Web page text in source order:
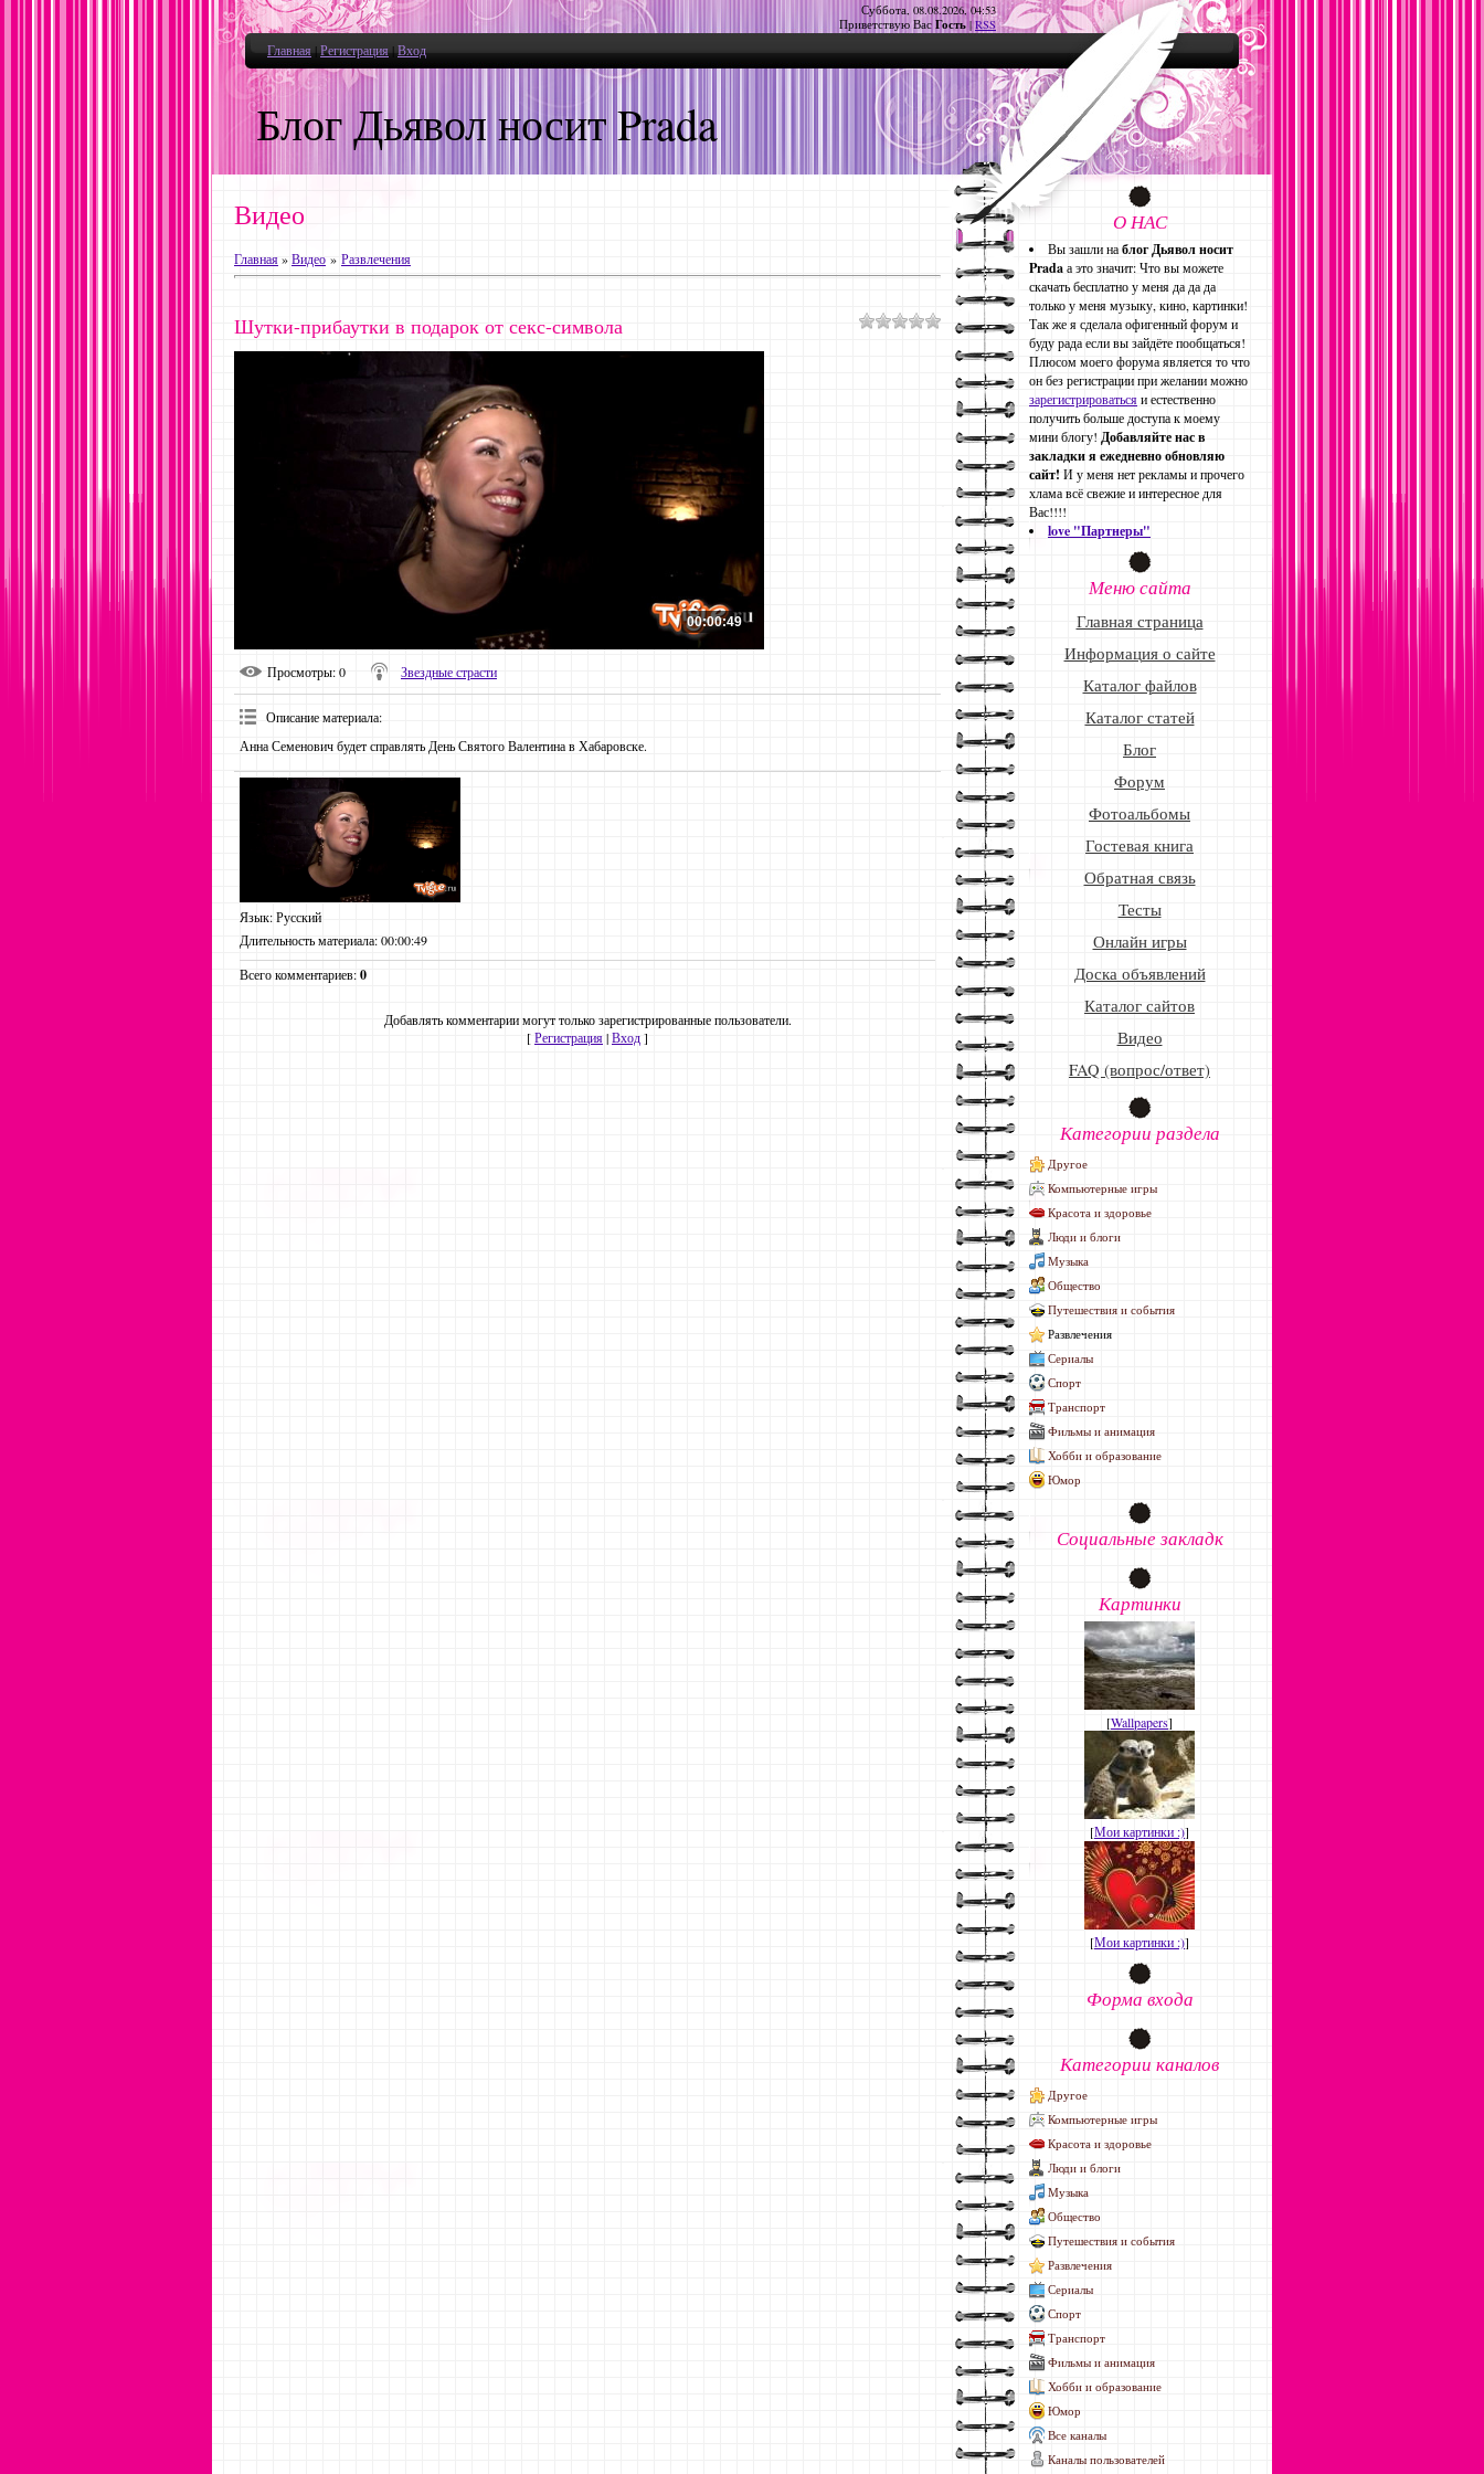
Суббота, 08.08.2026, 04:53
Приветствую Вас Гость | RSS
Блог Дьявол носит Prada
Главная|Регистрация|Вход
Видео
Главная»Видео » Развлечения
Шутки-прибаутки в подарок от секс-символа
00:00:49
Просмотры: 0 Звездные страсти
Описание материала:
Анна Семенович будет справлять День Святого Валентина в Хабаровске.
Язык: Русский
Длительность материала: 00:00:49
Всего комментариев:0
Добавлять комментарии могут только зарегистрированные пользователи.
[Регистрация|Вход]
О НАС
Вы зашли наблог Дьявол носит
Pradaа это значит: Что вы можете
скачать бесплатно у меня да да да
только у меня музыку, кино, картинки!
Так же я сделала офигенный форум и
буду рада если вы зайдёте пообщаться!
Плюсом моего форума является то что
он без регистрации при желании можно
зарегистрироватьсяи естественно
получить больше доступа к моему
мини блогу! Добавляйте нас в
закладки я ежедневно обновляю
сайт! И у меня нет рекламы и прочего
хлама всё свежие и интересное для
Вас!!!!
love "Партнеры"
Меню сайта
Главная страница
Информация о сайте
Каталог файлов
Каталог статей
Блог
Форум
Фотоальбомы
Гостевая книга
Обратная связь
Тесты
Онлайн игры
Доска объявлений
Каталог сайтов
Видео
FAQ (вопрос/ответ)
Категории раздела
Другое
Компьютерные игры
Красота и здоровье
Люди и блоги
Музыка
Общество
Путешествия и события
Развлечения
Сериалы
Спорт
Транспорт
Фильмы и анимация
Хобби и образование
Юмор
Социальные закладк
Картинки
[Wallpapers]
[Мои картинки :)]
[Мои картинки :)]
Форма входа
Категории каналов
Другое
Компьютерные игры
Красота и здоровье
Люди и блоги
Музыка
Общество
Путешествия и события
Развлечения
Сериалы
Спорт
Транспорт
Фильмы и анимация
Хобби и образование
Юмор
Все каналы
Каналы пользователей